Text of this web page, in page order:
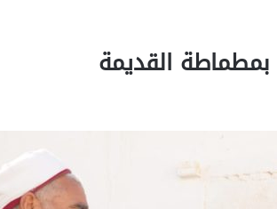
بمطماطة القديمة